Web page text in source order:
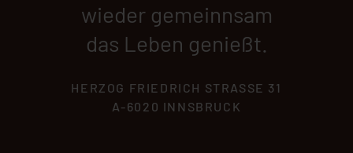
wieder gemeinnsam
das Leben genießt.
HERZOG FRIEDRICH STRASSE 31
A-6020 INNSBRUCK